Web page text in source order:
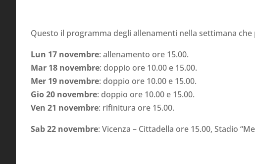
Questo il programma degli allenamenti nella settimana che
Lun 17 novembre: allenamento ore 15.00.
Mar 18 novembre: doppio ore 10.00 e 15.00.
Mer 19 novembre: doppio ore 10.00 e 15.00.
Gio 20 novembre: doppio ore 10.00 e 15.00.
Ven 21 novembre: rifinitura ore 15.00.
Sab 22 novembre: Vicenza – Cittadella ore 15.00, Stadio